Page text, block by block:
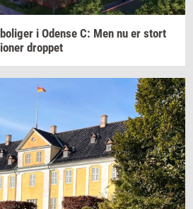
bo­li­ger i Oden­se C: Men nu er stort
drop­pet